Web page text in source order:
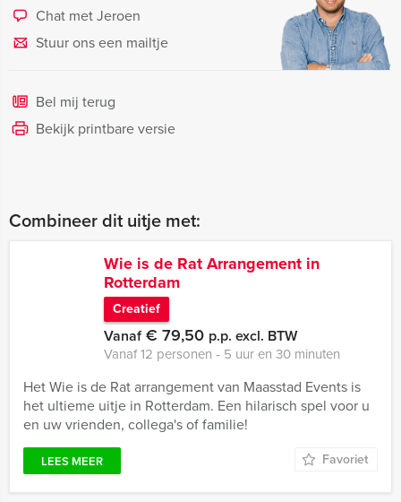
Chat met Jeroen
Stuur ons een mailtje
Bel mij terug
Bekijk printbare versie
Combineer dit uitje met:
Wie is de Rat Arrangement in
Rotterdam
Creatief
Vanaf€ 79,50 p.p. excl. BTW
Vanaf 12 personen ‐ 5 uur en 30 minuten
Het Wie is de Rat arrangement van Maasstad Events is
het ultieme uitje in Rotterdam. Een hilarisch spel voor u
en uw vrienden, collega's of familie!
LEES MEER Favoriet